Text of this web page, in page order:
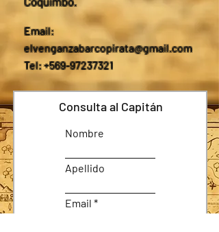
Email:
elvenganzabarcopirata@gmail.com
Tel: +569-97237321
Consulta al Capitán
Nombre
Apellido
Email